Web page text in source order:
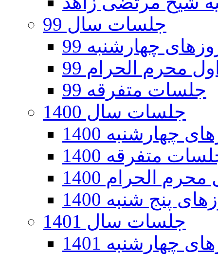
جلسات سال 99
چهارشنبه 99
محرم الحرام 99
جلسات متفرقه 99
جلسات سال 1400
چهارشنبه 1400
متفرقه 1400
الحرام 1400
پنج شنبه 1400
جلسات سال 1401
چهارشنبه 1401